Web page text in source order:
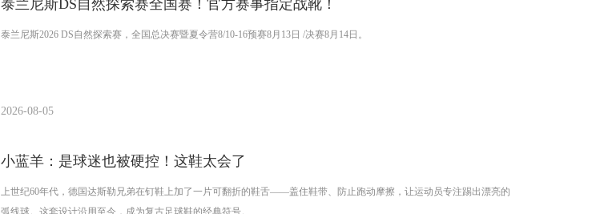
泰兰尼斯DS自然探索赛全国赛！官方赛事指定战靴！
泰兰尼斯2026 DS自然探索赛，全国总决赛暨夏令营8/10-16预赛8月13日 /决赛8月14日。
2026-08-05
小蓝羊：是球迷也被硬控！这鞋太会了
上世纪60年代，德国达斯勒兄弟在钉鞋上加了一片可翻折的鞋舌——盖住鞋带、防止跑动摩擦，让运动员专注踢出漂亮的
弧线球。这套设计沿用至今，成为复古足球鞋的经典符号。